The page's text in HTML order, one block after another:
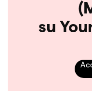
su